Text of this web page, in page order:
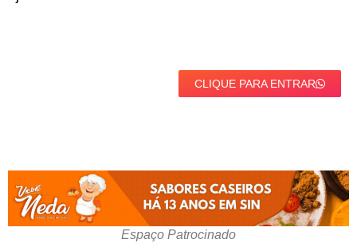
CLIQUE PARA ENTRAR
Espaço Patrocinado